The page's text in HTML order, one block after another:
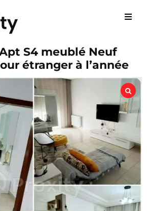
S4 meublé Neuf
étranger à l’année